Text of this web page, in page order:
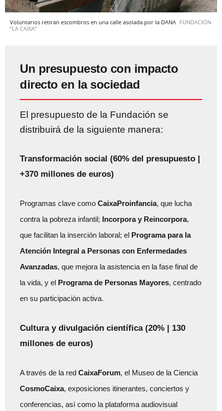
Voluntarios retiran escombros en una calle asolada por la DANA FUNDACIÓN
”LA CAIXA”
Un presupuesto con impacto
directo en la sociedad
El presupuesto de la Fundación se
distribuirá de la siguiente manera:
Transformación social (60% del presupuesto |
+370 millones de euros)
Programas clave como CaixaProinfancia, que lucha
contra la pobreza infantil; Incorpora y Reincorpora,
que facilitan la inserción laboral; el Programa para la
Atención Integral a Personas con Enfermedades
Avanzadas, que mejora la asistencia en la fase final de
la vida, y el Programa de Personas Mayores, centrado
en su participación activa.
Cultura y divulgación científica (20% | 130
millones de euros)
A través de la red CaixaForum, el Museo de la Ciencia
CosmoCaixa, exposiciones itinerantes, conciertos y
conferencias, así como la plataforma audiovisual